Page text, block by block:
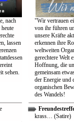
nach
lassen
sehen.
"Wir vertrauen
von ihr führen
unsere Kräfte
erkennen ihre
weltweiten
gerechtere Welt
Hoffnung, die
gemeinsam
der Energie und
organischen
des Wandels!
krass… (Satire)